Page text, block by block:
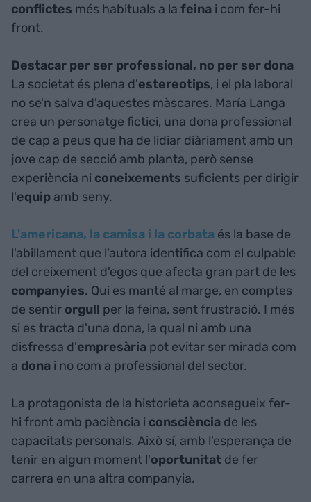
conflictes més habituals a la feina i com fer-hi
front.
Destacar per ser professional, no per ser dona
La societat és plena d'estereotips, i el pla laboral
no se'n salva d'aquestes màscares. María Langa
crea un personatge fictici, una dona professional
de cap a peus que ha de lidiar diàriament amb un
jove cap de secció amb planta, però sense
experiència ni coneixements suficients per dirigir
l'equip amb seny.
L'americana, la camisa i la corbata és la base de
l'abillament que l'autora identifica com el culpable
del creixement d'egos que afecta gran part de les
companyies. Qui es manté al marge, en comptes
de sentir orgull per la feina, sent frustració. I més
si es tracta d'una dona, la qual ni amb una
disfressa d'empresària pot evitar ser mirada com
a dona i no com a professional del sector.
La protagonista de la historieta aconsegueix fer-
hi front amb paciència i consciència de les
capacitats personals. Això sí, amb l'esperança de
tenir en algun moment l'oportunitat de fer
carrera en una altra companyia.